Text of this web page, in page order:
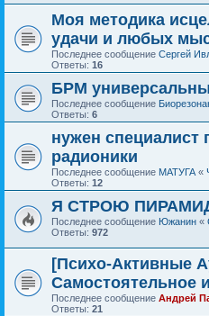
Моя методика
удачи и любых
Последнее сообщение Сергей
Ответы: 16
БРМ
Последнее сообщение
Ответы: 6
нужен специалист
радионики
Последнее сообщение МАТУГА «
Ответы: 12
Я СТРОЮ
Последнее сообщение Южанин «
Ответы: 972
[Психо-Активные
Самостоятельное
Последнее сообщение Андрей
Ответы: 21